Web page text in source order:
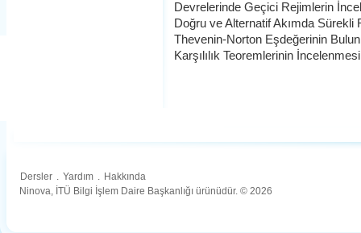
Devrelerinde Geçici Rejimlerin
Doğru ve Alternatif Akımda
Thevenin-Norton Eşdeğerinin
Karşılılık Teoremlerinin İncelenmesi
Dersler . Yardım . Hakkında
Ninova, İTÜ Bilgi İşlem Daire Başkanlığı ürünüdür. © 2026